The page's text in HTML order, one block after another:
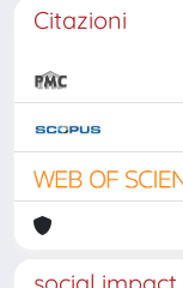
Citazioni